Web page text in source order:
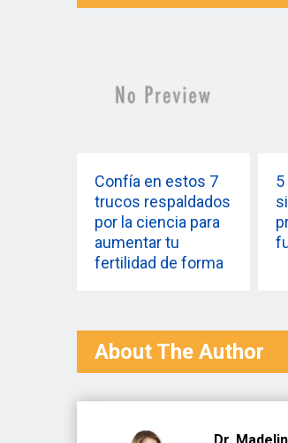
Confía en estos 7
trucos respaldados
por la ciencia para
aumentar tu
fertilidad de forma
About The Author